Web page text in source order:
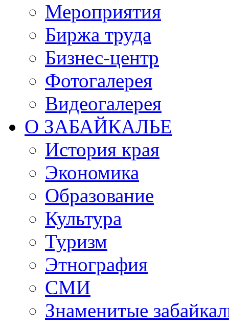
Мероприятия
Биржа труда
Бизнес-центр
Фотогалерея
Видеогалерея
О ЗАБАЙКАЛЬЕ
История края
Экономика
Образование
Культура
Туризм
Этнография
СМИ
Знаменитые